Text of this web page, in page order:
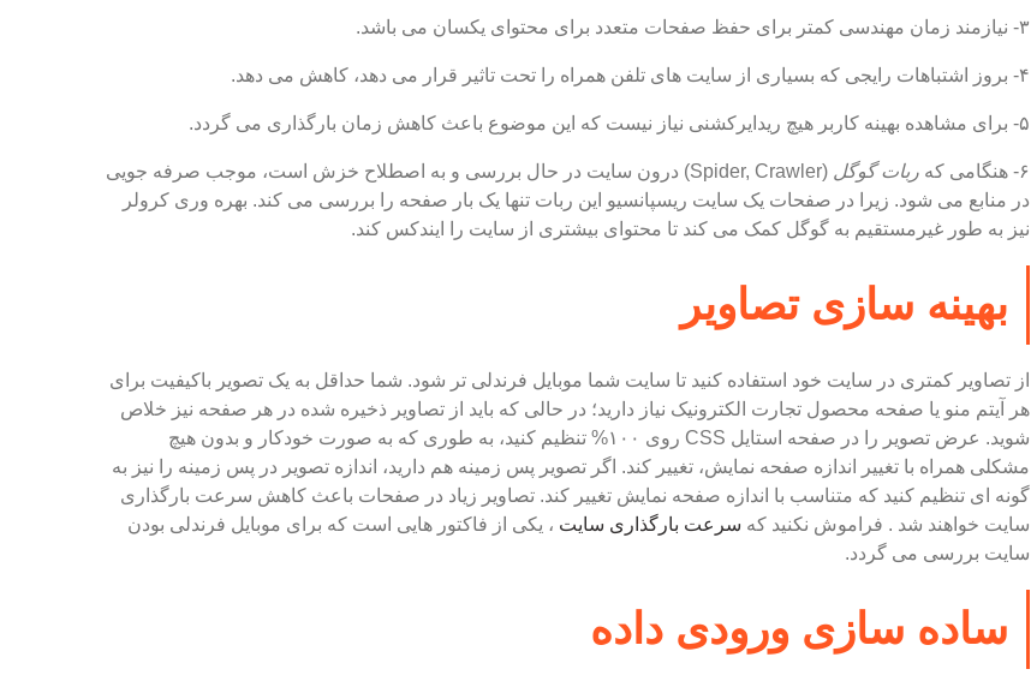
۳- نیازمند زمان مهندسی کمتر برای حفظ صفحات متعدد برای محتوای یکسان می باشد.
۴- بروز اشتباهات رایجی که بسیاری از سایت های تلفن همراه را تحت تاثیر قرار می دهد، کاهش می دهد.
۵- برای مشاهده بهینه کاربر هیچ ریدایرکشنی نیاز نیست که این موضوع باعث کاهش زمان بارگذاری می گردد.
۶- هنگامی که ربات گوگل
(Spider, Crawler) درون سایت در حال بررسی و به اصطلاح خزش است، موجب صرفه جویی
در منابع می شود. زیرا در صفحات یک سایت ریسپانسیو این ربات تنها یک بار صفحه را بررسی می کند. بهره وری کرولر
نیز به طور غیرمستقیم به گوگل کمک می کند تا محتوای بیشتری از سایت را ایندکس کند.
بهینه سازی تصاویر
از تصاویر کمتری در سایت خود استفاده کنید تا سایت شما موبایل فرندلی تر شود. شما حداقل به یک تصویر باکیفیت برای
هر آیتم منو یا صفحه محصول تجارت الکترونیک نیاز دارید؛ در حالی که باید از تصاویر ذخیره شده در هر صفحه نیز خلاص
شوید. عرض تصویر را در صفحه استایل CSS روی ۱۰۰% تنظیم کنید، به طوری که به صورت خودکار و بدون هیچ
مشکلی همراه با تغییر اندازه صفحه نمایش، تغییر کند. اگر تصویر پس زمینه هم دارید، اندازه تصویر در پس زمینه را نیز به
گونه ای تنظیم کنید که متناسب با اندازه صفحه نمایش تغییر کند. تصاویر زیاد در صفحات باعث کاهش سرعت بارگذاری
سایت خواهند شد . فراموش نکنید که سرعت بارگذاری سایت ، یکی از فاکتور هایی است که برای موبایل فرندلی بودن
سایت بررسی می گردد.
ساده سازی ورودی داده